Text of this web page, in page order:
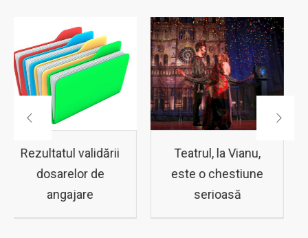
Teatrul, la Vianu,
este o chestiune
serioasă
Subiectele si
baremul de
corectare ZIUA 1
Micii Campioni